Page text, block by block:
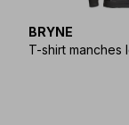
BRYNE
T-shirt manches